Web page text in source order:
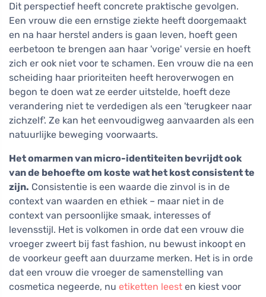
Dit perspectief heeft concrete praktische gevolgen.
Een vrouw die een ernstige ziekte heeft doorgemaakt
en na haar herstel anders is gaan leven, hoeft geen
eerbetoon te brengen aan haar 'vorige' versie en hoeft
zich er ook niet voor te schamen. Een vrouw die na een
scheiding haar prioriteiten heeft heroverwogen en
begon te doen wat ze eerder uitstelde, hoeft deze
verandering niet te verdedigen als een 'terugkeer naar
zichzelf'. Ze kan het eenvoudigweg aanvaarden als een
natuurlijke beweging voorwaarts.
Het omarmen van micro-identiteiten bevrijdt ook
van de behoefte om koste wat het kost consistent te
zijn. Consistentie is een waarde die zinvol is in de
context van waarden en ethiek – maar niet in de
context van persoonlijke smaak, interesses of
levensstijl. Het is volkomen in orde dat een vrouw die
vroeger zweert bij fast fashion, nu bewust inkoopt en
de voorkeur geeft aan duurzame merken. Het is in orde
dat een vrouw die vroeger de samenstelling van
cosmetica negeerde, nu etiketten leest en kiest voor